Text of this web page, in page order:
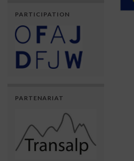
PARTICIPATION
PARTENARIAT